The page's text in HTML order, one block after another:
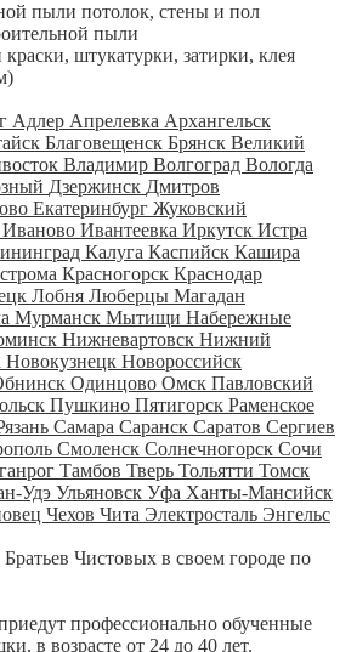
пыли потолок, стены и пол
пыли
штукатурки, затирки, клея
Адлер Апрелевка Архангельск
Благовещенск Брянск Великий
Владимир Волгоград Вологда
Дзержинск Дмитров
Екатеринбург Жуковский
Иваново Ивантеевка Иркутск Истра
Калуга Каспийск Кашира
Красногорск Краснодар
Лобня Люберцы Магадан
Мурманск Мытищи Набережные
Нижневартовск Нижний
Новокузнецк Новороссийск
Одинцово Омск Павловский
Пушкино Пятигорск Раменское
Самара Саранск Саратов Сергиев
Смоленск Солнечногорск Сочи
Тамбов Тверь Тольятти Томск
Удэ Ульяновск Уфа Ханты-Мансийск
Чехов Чита Электросталь Энгельс
Чистовых в своем городе по
профессионально обученные
в возрасте от 24 до 40 лет.